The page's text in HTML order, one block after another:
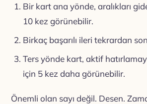
Bir kart ana yönde, aralıkları
10 kez görünebilir.
Birkaç başarılı ileri tekrardan
Ters yönde kart, aktif
için 5 kez daha görünebilir.
Önemli olan sayı değil. Desen.